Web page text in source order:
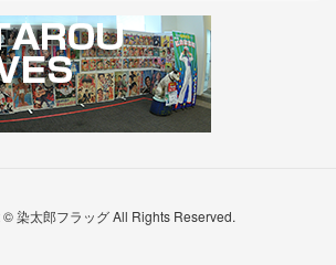
染太郎フラッグ All Rights Reserved.